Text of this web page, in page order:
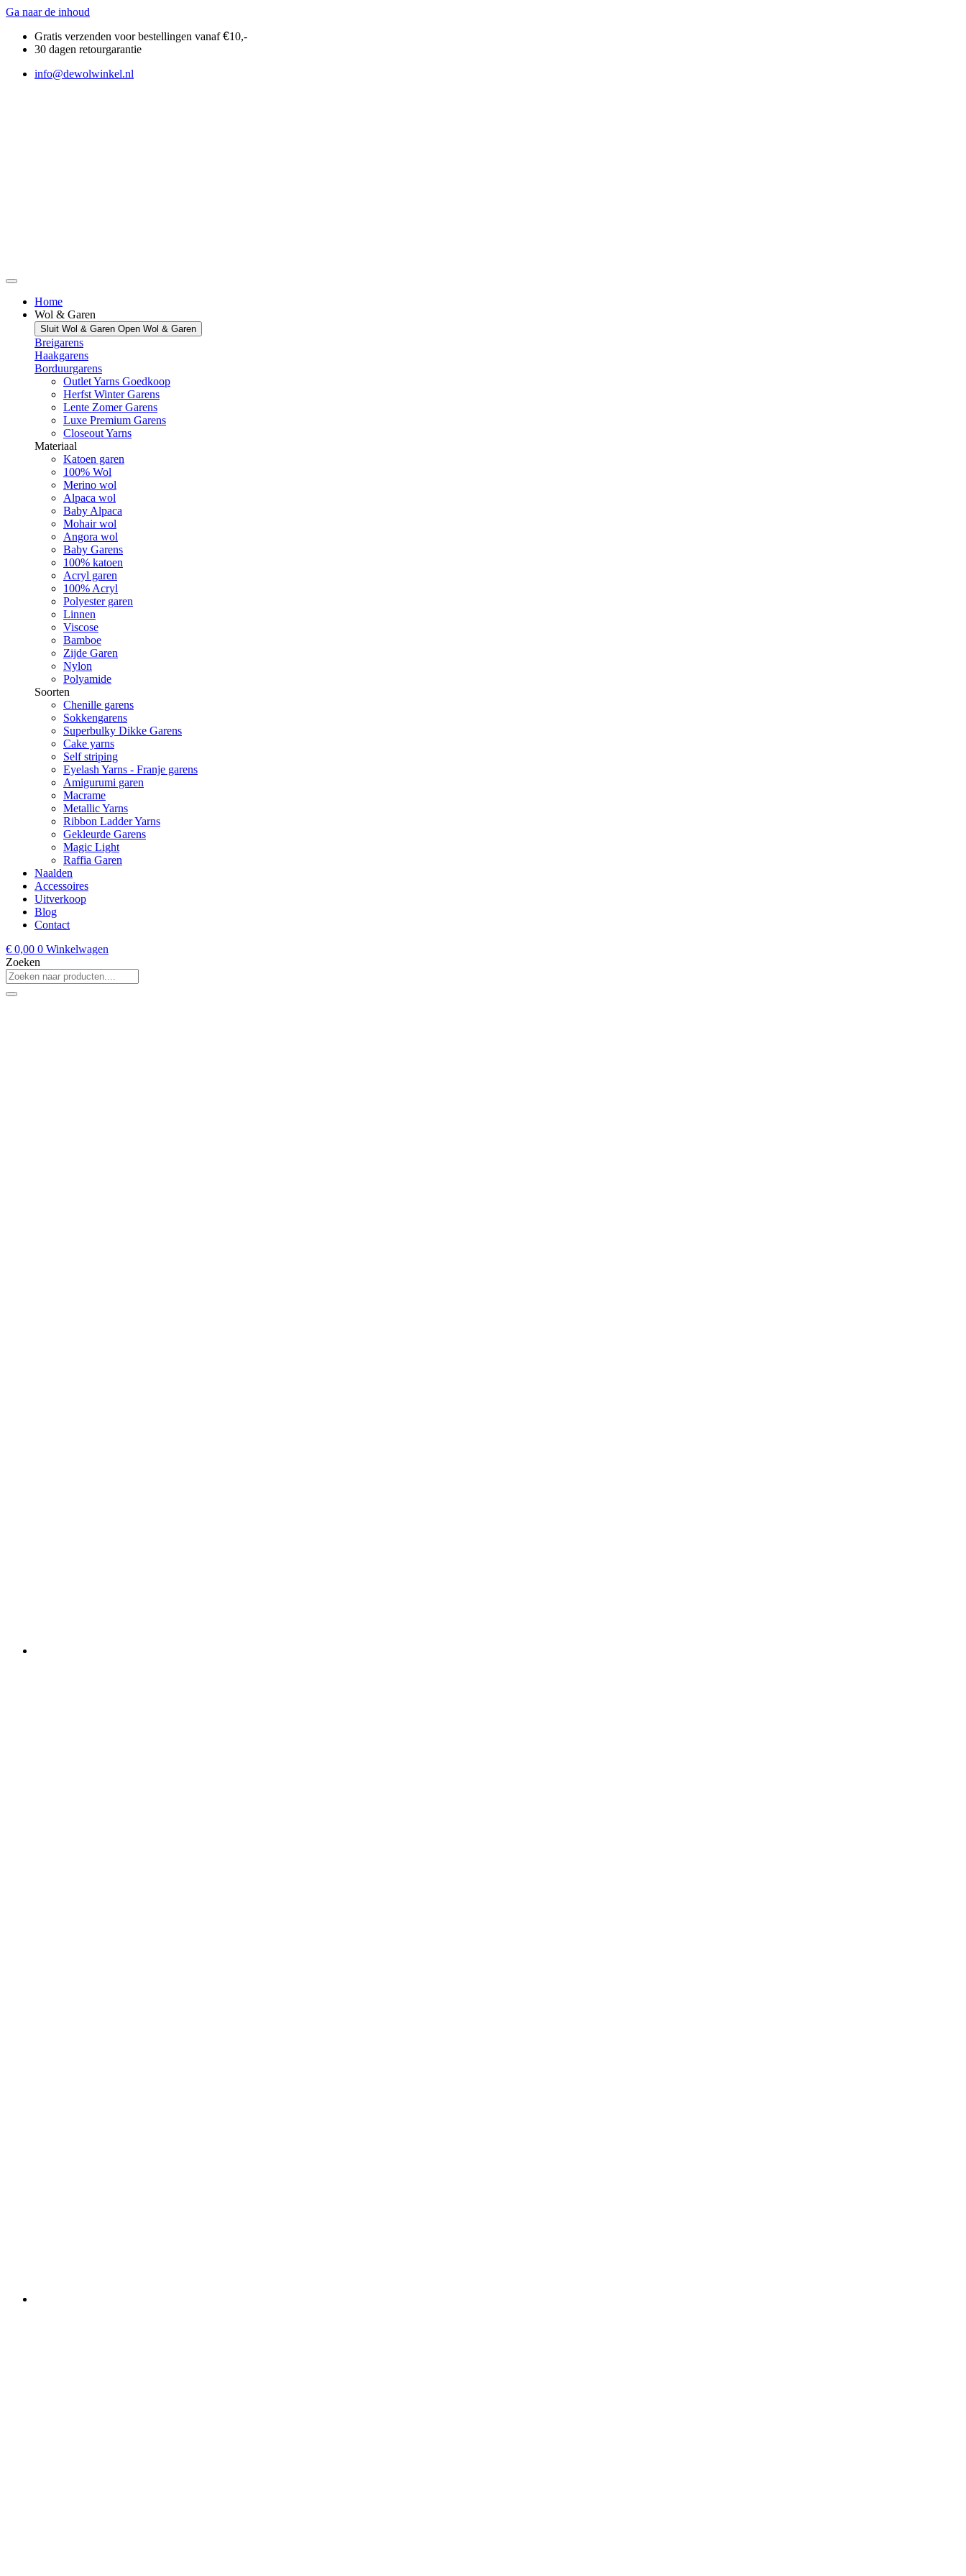
Ga naar de inhoud
Gratis verzenden voor bestellingen vanaf€10,-
30 dagen retourgarantie
info@dewolwinkel.nl
Home
Wol & Garen
Sluit Wol & Garen Open Wol & Garen
Breigarens
Haakgarens
Borduurgarens
Outlet Yarns Goedkoop
Herfst Winter Garens
Lente Zomer Garens
Luxe Premium Garens
Closeout Yarns
Materiaal
Katoen garen
100% Wol
Merino wol
Alpaca wol
Baby Alpaca
Mohair wol
Angora wol
Baby Garens
100% katoen
Acryl garen
100% Acryl
Polyester garen
Linnen
Viscose
Bamboe
Zijde Garen
Nylon
Polyamide
Soorten
Chenille garens
Sokkengarens
Superbulky Dikke Garens
Cake yarns
Self striping
Eyelash Yarns - Franje garens
Amigurumi garen
Macrame
Metallic Yarns
Ribbon Ladder Yarns
Gekleurde Garens
Magic Light
Raffia Garen
Naalden
Accessoires
Uitverkoop
Blog
Contact
€ 0,00 0 Winkelwagen
Zoeken